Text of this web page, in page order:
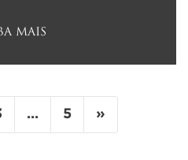
MAIS
… 5 »